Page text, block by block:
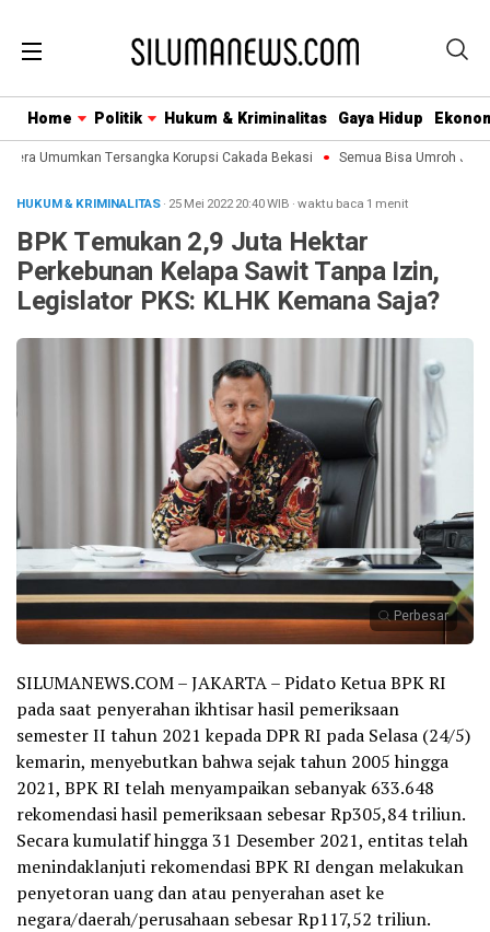
Home Politik Hukum & Kriminalitas Gaya Hidup
Umumkan Tersangka Korupsi Cakada Bekasi Semua Bisa Umroh Jalin
HUKUM & KRIMINALITAS· 25 Mei 202220:40WIB ·waktu baca 1 menit
BPK Temukan 2,9 Juta Hektar
Perkebunan Kelapa Sawit Tanpa Izin,
Legislator PKS: KLHK Kemana Saja?
Perbesar
SILUMANEWS.COM – JAKARTA – Pidato Ketua BPK RI
pada saat penyerahan ikhtisar hasil pemeriksaan
semester II tahun 2021 kepada DPR RI pada Selasa (24/5)
kemarin, menyebutkan bahwa sejak tahun 2005 hingga
2021, BPK RI telah menyampaikan sebanyak 633.648
rekomendasi hasil pemeriksaan sebesar Rp305,84 triliun.
Secara kumulatif hingga 31 Desember 2021, entitas telah
menindaklanjuti rekomendasi BPK RI dengan melakukan
penyetoran uang dan atau penyerahan aset ke
negara/daerah/perusahaan sebesar Rp117,52 triliun.